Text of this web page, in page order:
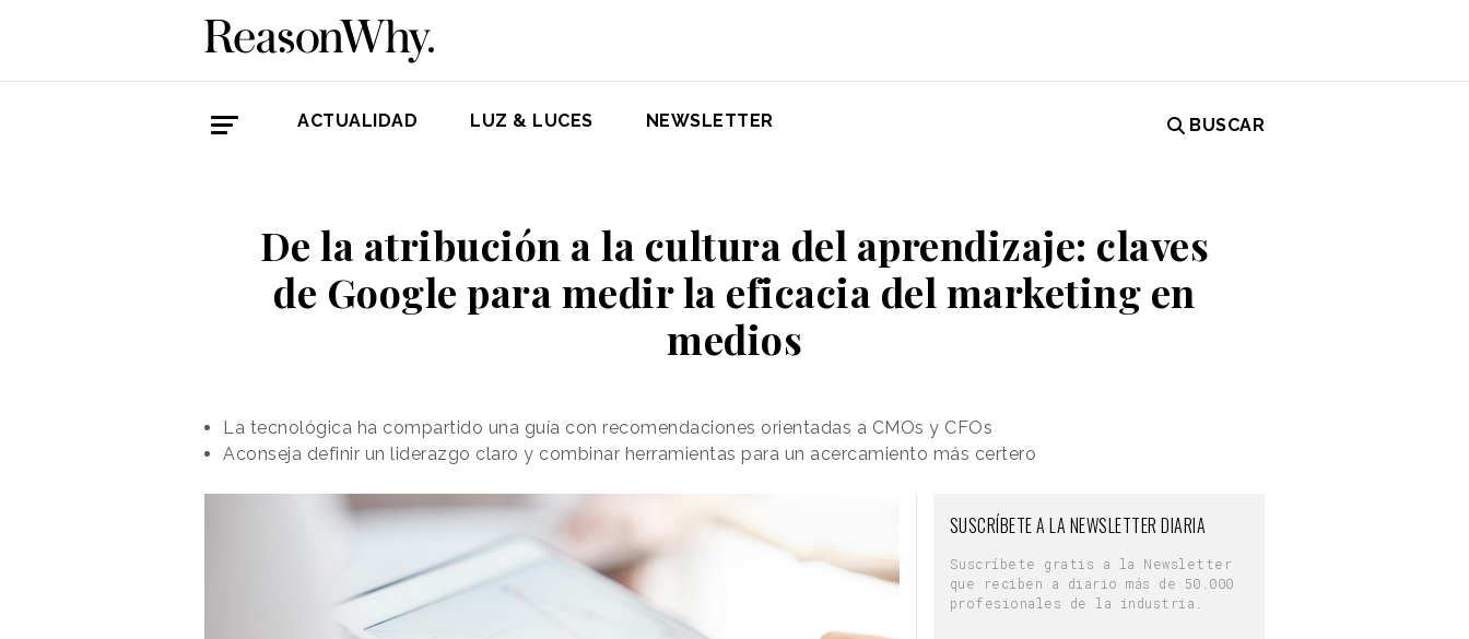
ACTUALIDAD LUZ & LUCES NEWSLETTER BUSCAR
De la atribución a la cultura del aprendizaje: claves
de Google para medir la eficacia del marketing en
medios
La tecnológica ha compartido una guía con recomendaciones orientadas a CMOs y CFOs
Aconseja definir un liderazgo claro y combinar herramientas para un acercamiento más certero
SUSCRÍBETE A LA NEWSLETTER DIARIA
Suscríbete gratis a la Newsletter
que reciben a diario más de 50.000
profesionales de la industria.